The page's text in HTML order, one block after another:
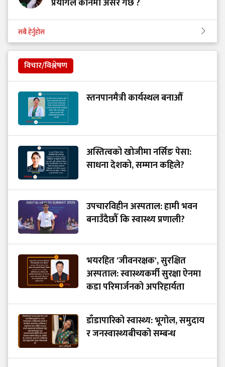
प्रयोगले कानमा असर गर्छ ?
सबै हेर्नुहोस
विचार/विश्लेषण
स्तनपानमैत्री कार्यस्थल बनाऔँ
अस्तित्वको खोजीमा नर्सिङ पेसा:
साधना देशको, सम्मान कहिले?
उपचारविहीन अस्पताल: हामी भवन
बनाउँदैछौँ कि स्वास्थ्य प्रणाली?
भयरहित 'जीवनरक्षक', सुरक्षित
अस्पताल: स्वास्थ्यकर्मी सुरक्षा ऐनमा
कडा परिमार्जनको अपरिहार्यता
डाँडापारिको स्वास्थ्य: भूगोल, समुदाय
र जनस्वास्थ्यबीचको सम्बन्ध